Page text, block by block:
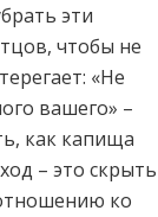
эти
чтобы не
«Не
вашего» –
как капища
– это скрыть
ко